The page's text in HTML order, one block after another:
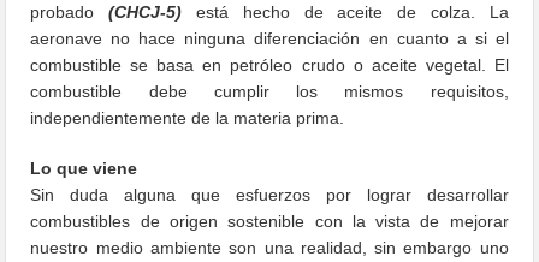
probado(CHCJ-5) está hecho de aceite de colza. La
aeronave no hace ninguna diferenciación en cuanto a si el
combustible se basa en petróleo crudo o aceite vegetal. El
combustible debe cumplir los mismos requisitos,
independientemente de la materia prima.
Lo que viene
Sin duda alguna que esfuerzos por lograr desarrollar
combustibles de origen sostenible con la vista de mejorar
nuestro medio ambiente son una realidad, sin embargo uno